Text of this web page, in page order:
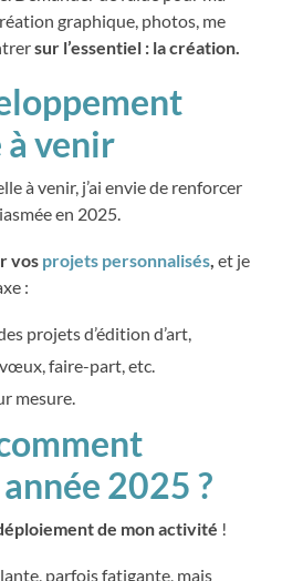
graphique, photos, me
sur l’essentiel : la création.
à venir
à venir, j’ai envie de renforcer
en 2025.
vos projets personnalisés, et je
:
projets d’édition d’art,
faire-part, etc.
mesure.
2025 ?
de mon activité !
parfois fatigante, mais